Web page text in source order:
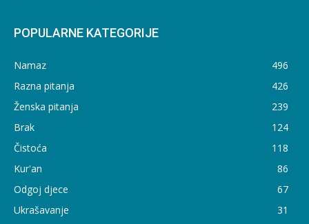
POPULARNE KATEGORIJE
Namaz
496
Razna pitanja
426
Ženska pitanja
239
Brak
124
Čistoća
118
Kur'an
86
Odgoj djece
67
Ukrašavanje
31